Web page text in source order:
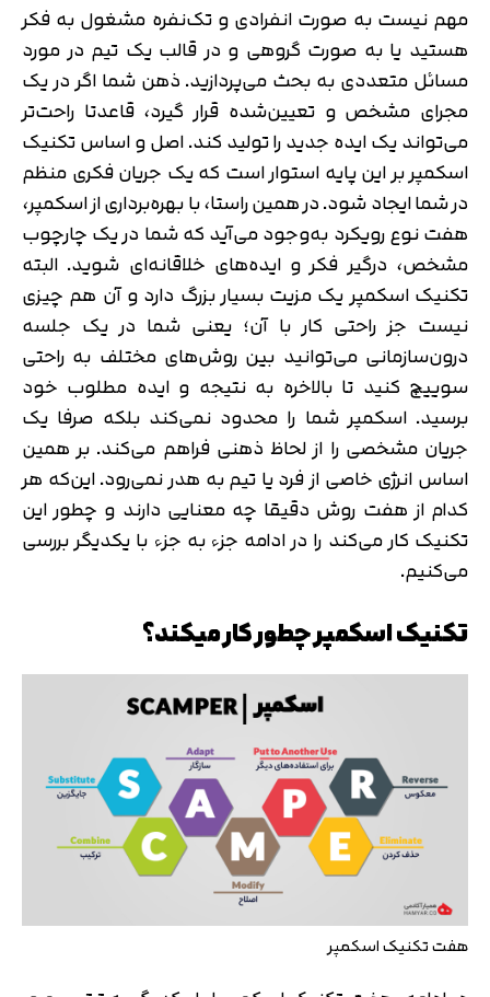
مهم نیست به صورت انفرادی و تک‌نفره مشغول به فکر
هستید یا به صورت گروهی و در قالب یک تیم در مورد
مسائل متعددی به بحث می‌پردازید. ذهن شما اگر در یک
مجرای مشخص و تعیین‌شده قرار گیرد، قاعدتا راحت‌تر
می‌تواند یک ایده جدید را تولید کند. اصل و اساس تکنیک
اسکمپر بر این پایه استوار است که یک جریان فکری منظم
در شما ایجاد شود. در همین راستا، با بهره‌برداری از اسکمپر،
هفت نوع رویکرد به‌وجود می‌آید که شما در یک چارچوب
مشخص، درگیر فکر و ایده‌های خلاقانه‌ای شوید. البته
تکنیک اسکمپر یک مزیت بسیار بزرگ دارد و آن هم چیزی
نیست جز راحتی کار با آن؛ یعنی شما در یک جلسه
درون‌سازمانی می‌توانید بین روش‌های مختلف به راحتی
سوییچ کنید تا بالاخره به نتیجه و ایده مطلوب خود
برسید. اسکمپر شما را محدود نمی‌کند بلکه صرفا یک
جریان مشخصی را از لحاظ ذهنی فراهم می‌کند. بر همین
اساس انرژی خاصی از فرد یا تیم به هدر نمی‌رود. این‌که هر
کدام از هفت روش دقیقا چه معنایی دارند و چطور این
تکنیک کار می‌کند را در ادامه جزء به جزء با یکدیگر بررسی
می‌کنیم.
تکنیک اسکمپر چطور کار میکند؟
هفت تکنیک اسکمپر